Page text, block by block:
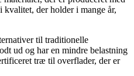
der holder i mange år,
til traditionelle
ud og har en mindre belastning
træ til overflader, der er